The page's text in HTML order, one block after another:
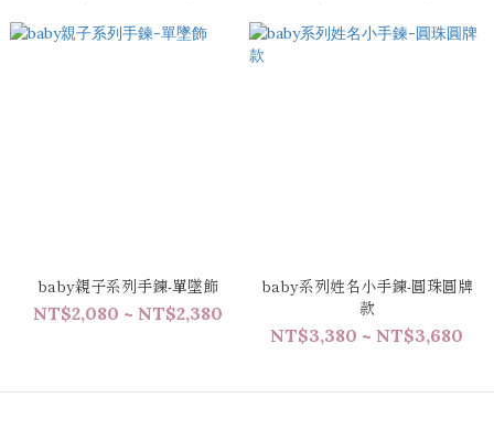
baby親子系列手鍊-單墜飾
NT$2,080 ~ NT$2,380
baby系列姓名小手鍊-圓珠圓牌
款
NT$3,380 ~ NT$3,680